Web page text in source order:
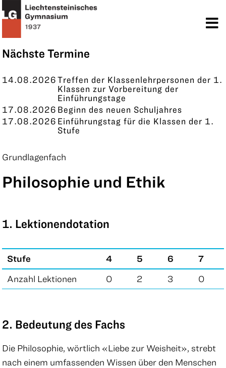
Nächste Termine
14.08.2026Treffen der Klassenlehrpersonen der 1.
Klassen zur Vorbereitung der
Einführungstage
17.08.2026 Beginn des neuen Schuljahres
17.08.2026 Einführungstag für die Klassen der 1.
Stufe
KONTAKT
Grundlagenfach
Philosophie und Ethik
1. Lektionendotation
Stufe 4 5 6
7
Anzahl Lektionen
0 2 3 0
2. Bedeutung des Fachs
Die Philosophie, wörtlich «Liebe zur Weisheit», strebt
nach einem umfassenden Wissen über den Menschen